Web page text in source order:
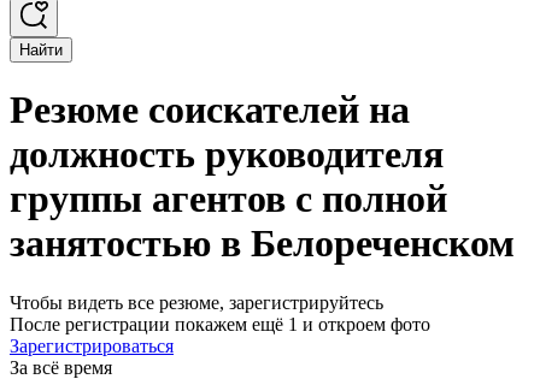
Найти
Резюме соискателей на
должность руководителя
группы агентов с полной
занятостью в Белореченском
Чтобы видеть все резюме, зарегистрируйтесь
После регистрации покажем ещё 1 и откроем фото
Зарегистрироваться
За всё время